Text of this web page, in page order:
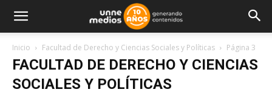
Inicio Facultad de Derecho y Ciencias Sociales y Políticas Página 3
FACULTAD DE DERECHO Y CIENCIAS
SOCIALES Y POLÍTICAS